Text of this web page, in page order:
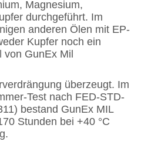
Magnesium,
durchgeführt. Im
anderen Ölen mit EP-
Kupfer noch ein
von GunEx Mil
überzeugt. Im
Test nach FED-STD-
bestand GunEx MIL
Stunden bei +40 °C